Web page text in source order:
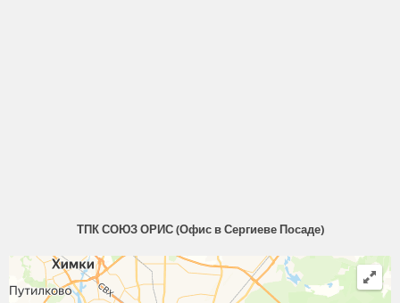
ТПК СОЮЗ ОРИС (Офис в Сергиеве Посаде)